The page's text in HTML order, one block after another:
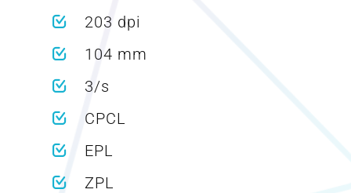
203 dpi
104 mm
3/s
CPCL
EPL
ZPL